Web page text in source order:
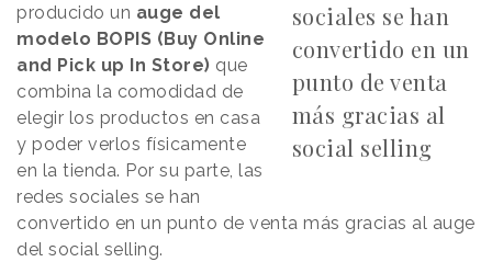
sociales se han
convertido en un
punto de venta
más gracias al
social selling
producido un auge del
modelo BOPIS (Buy Online
and Pick up In Store) que
combina la comodidad de
elegir los productos en casa
y poder verlos físicamente
en la tienda. Por su parte, las
redes sociales se han
convertido en un punto de venta más gracias al auge
del social selling.